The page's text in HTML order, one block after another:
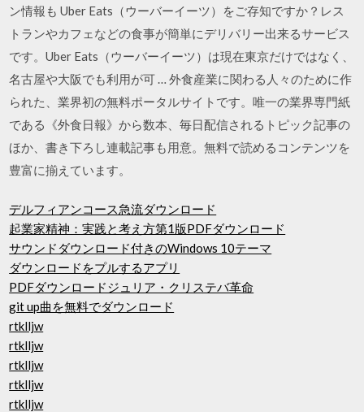
ン情報も Uber Eats（ウーバーイーツ）をご存知ですか？レス
トランやカフェなどの食事が簡単にデリバリー出来るサービス
です。Uber Eats（ウーバーイーツ）は現在東京だけではなく、
名古屋や大阪でも利用が可 … 外食産業に関わる人々のために作
られた、業界初の無料ポータルサイトです。唯一の業界専門紙
である《外食日報》から数本、毎日配信されるトピック記事の
ほか、書き下ろし連載記事も用意。無料で読めるコンテンツを
豊富に揃えています。
デルフィアンコース急流ダウンロード
起業家精神：実践と考え方第1版PDFダウンロード
サウンドダウンロード付きのWindows 10テーマ
ダウンロードをプルするアプリ
PDFダウンロードジュリア・クリステバ革命
git up曲を無料でダウンロード
rtklljw
rtklljw
rtklljw
rtklljw
rtklljw